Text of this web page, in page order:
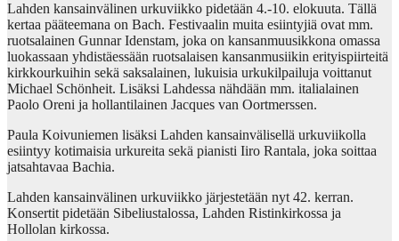
Lahden kansainvälinen urkuviikko pidetään 4.-10. elokuuta. Tällä
kertaa pääteemana on Bach. Festivaalin muita esiintyjiä ovat mm.
ruotsalainen Gunnar Idenstam, joka on kansanmuusikkona omassa
luokassaan yhdistäessään ruotsalaisen kansanmusiikin erityispiirteitä
kirkkourkuihin sekä saksalainen, lukuisia urkukilpailuja voittanut
Michael Schönheit. Lisäksi Lahdessa nähdään mm. italialainen
Paolo Oreni ja hollantilainen Jacques van Oortmerssen.
Paula Koivuniemen lisäksi Lahden kansainvälisellä urkuviikolla
esiintyy kotimaisia urkureita sekä pianisti Iiro Rantala, joka soittaa
jatsahtavaa Bachia.
Lahden kansainvälinen urkuviikko järjestetään nyt 42. kerran.
Konsertit pidetään Sibeliustalossa, Lahden Ristinkirkossa ja
Hollolan kirkossa.